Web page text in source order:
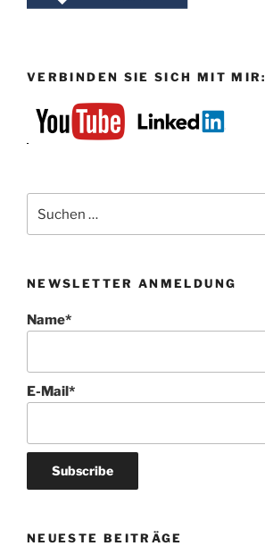
VERBINDEN SIE SICH MIT MIR:
nach:
NEWSLETTER ANMELDUNG
Name*
E-Mail*
NEUESTE BEITRÄGE